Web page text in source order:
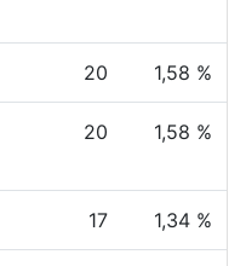
20 1,58 %
20 1,58 %
17 1,34 %